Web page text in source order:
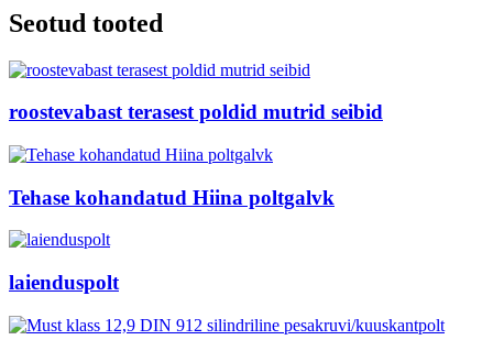
Seotud tooted
roostevabast terasest poldid mutrid seibid
Tehase kohandatud Hiina poltgalvk
laienduspolt